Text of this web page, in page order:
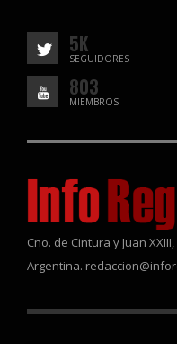
5K
SEGUIDORES
803
MIEMBROS
Cno. de Cintura y Juan
Argentina.